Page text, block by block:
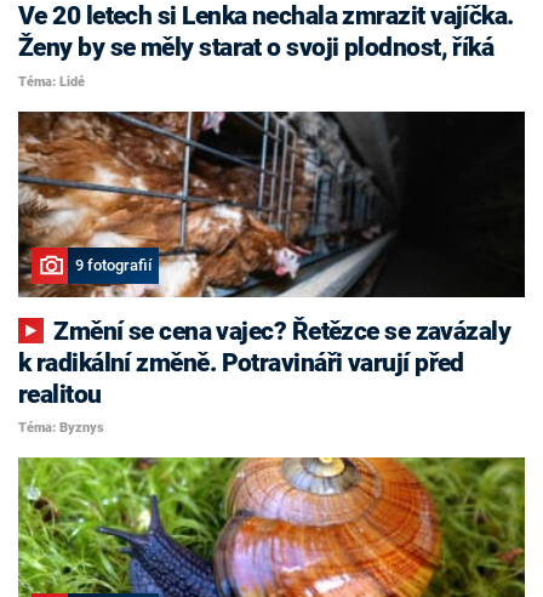
Ve 20 letech si Lenka nechala zmrazit vajíčka.
Ženy by se měly starat o svoji plodnost, říká
Téma: Lidé
9 fotografií
Změní se cena vajec? Řetězce se zavázaly
k radikální změně. Potravináři varují před
realitou
Téma: Byznys